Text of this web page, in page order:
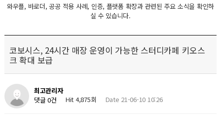
와우플, 바로더, 공공 적용 사례, 인증, 플랫폼 확장과 관련된 주요 소식을 확인하
실 수 있습니다.
코보시스, 24시간 매장 운영이 가능한 스터디카페 키오스
크 확대 보급
최고관리자
댓글 0건
Hit 4,875회 Date 21-06-10 10:26